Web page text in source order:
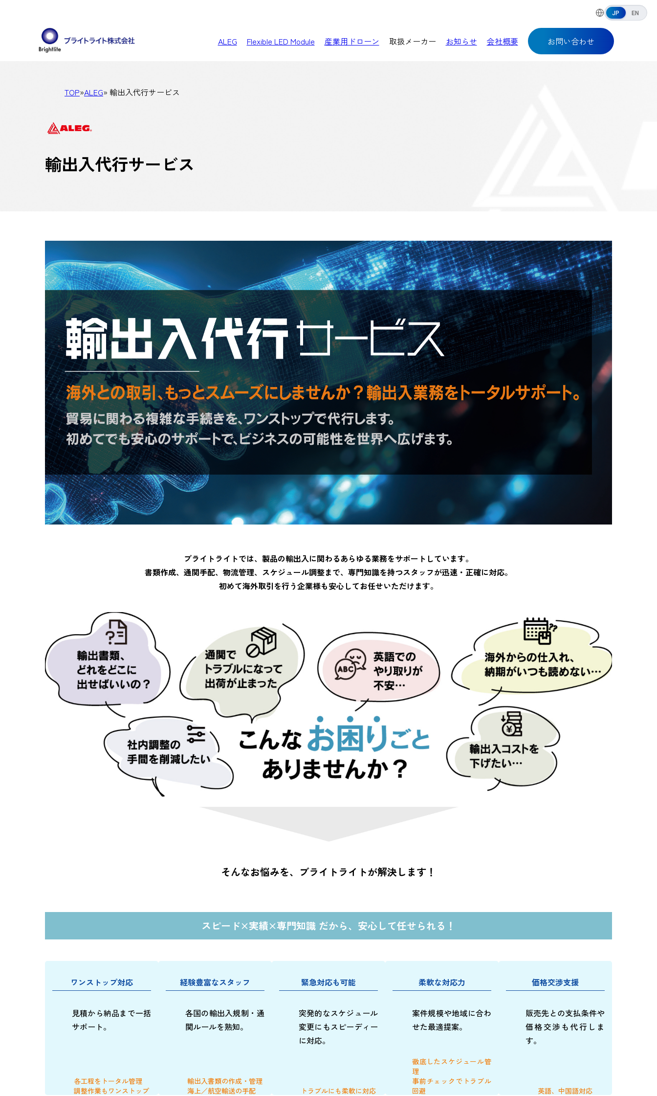
JP EN
ALEG Flexible LED Module 産業用ドローン 取扱メーカー お知らせ 会社概要 お問い合わせ
TOP»ALEG» 輸出入代行サービス
輸出入代行サービス
ブライトライトでは、製品の輸出入に関わるあらゆる業務をサポートしています。
書類作成、通関手配、物流管理、スケジュール調整まで、専門知識を持つスタッフが迅速・正確に対応。
初めて海外取引を行う企業様も安心してお任せいただけます。
そんなお悩みを、 ブライトライトが解決します！
スピード×実績×専門知識 だから、 安心して任せられる！
ワンストップ対応
見積から納品まで一括
サポート。
各工程をトータル管理
調整作業もワンストップ
経験豊富なスタッフ
各国の輸出入規制・通
関ルールを熟知。
輸出入書類の作成・管理
海上／航空輸送の手配
緊急対応も可能
突発的なスケジュール
変更にもスピーディー
に対応。
トラブルにも柔軟に対応
柔軟な対応力
案件規模や地域に合わ
せた最適提案。
徹底したスケジュール管
理
事前チェックでトラブル
回避
価格交渉支援
販売先との支払条件や
価格交渉も代行しま
す。
英語、中国語対応